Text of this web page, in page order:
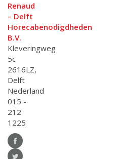
Renaud
– Delft
Horecabenodigdheden
B.V.
Kleveringweg
5c
2616LZ,
Delft
Nederland
015 -
212
1225